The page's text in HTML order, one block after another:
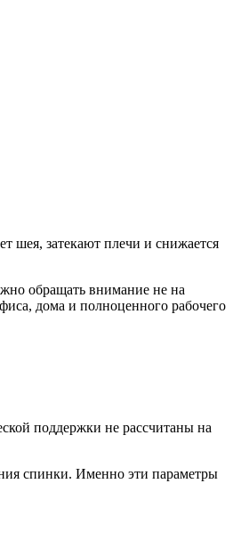
шея, затекают плечи и снижается
обращать внимание не на
дома и полноценного рабочего
поддержки не рассчитаны на
спинки. Именно эти параметры